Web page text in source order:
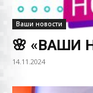
Ваши новости
🌸 «ВАШИ
14.11.2024